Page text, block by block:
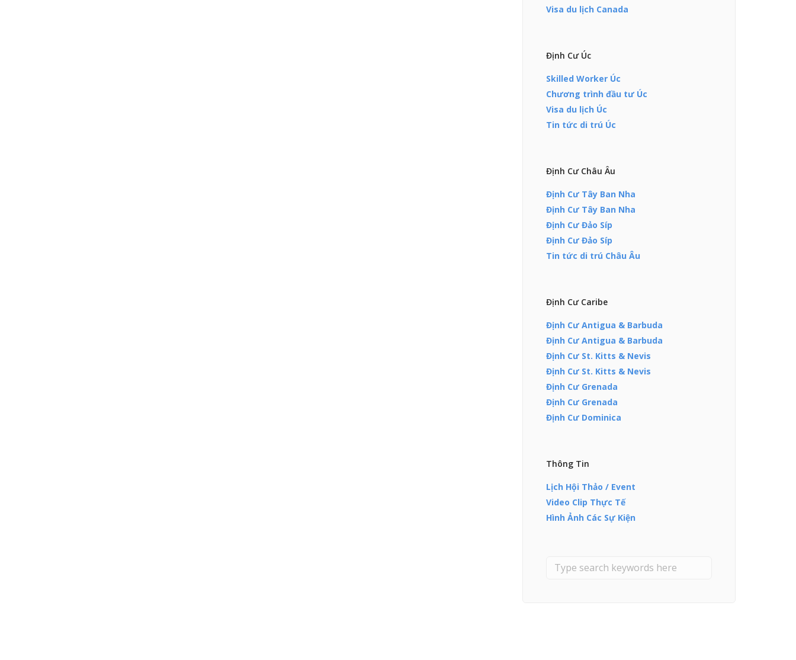
Visa du lịch Canada
Định Cư Úc
Skilled Worker Úc
Chương trình đầu tư Úc
Visa du lịch Úc
Tin tức di trú Úc
Định Cư Châu Âu
Định Cư Tây Ban Nha
Định Cư Tây Ban Nha
Định Cư Đảo Síp
Định Cư Đảo Síp
Tin tức di trú Châu Âu
Định Cư Caribe
Định Cư Antigua & Barbuda
Định Cư Antigua & Barbuda
Định Cư St. Kitts & Nevis
Định Cư St. Kitts & Nevis
Định Cư Grenada
Định Cư Grenada
Định Cư Dominica
Thông Tin
Lịch Hội Thảo / Event
Video Clip Thực Tế
Hình Ảnh Các Sự Kiện